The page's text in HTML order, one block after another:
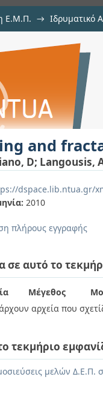
Ε.Μ.Π. → Ιδρυματικό
hydrology
and
D; Langousis,
dspace.lib.ntua.gr/
2010
πλήρους εγγραφής
σε αυτό το
Μέγεθος
αρχεία που
τεκμήριο
μελών Δ.Ε.Π.